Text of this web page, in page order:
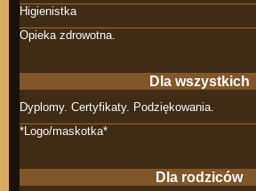
Higienistka
Opieka zdrowotna.
Dla wszystkich
Dyplomy. Certyfikaty. Podziękowania.
*Logo/maskotka*
Dla rodziców